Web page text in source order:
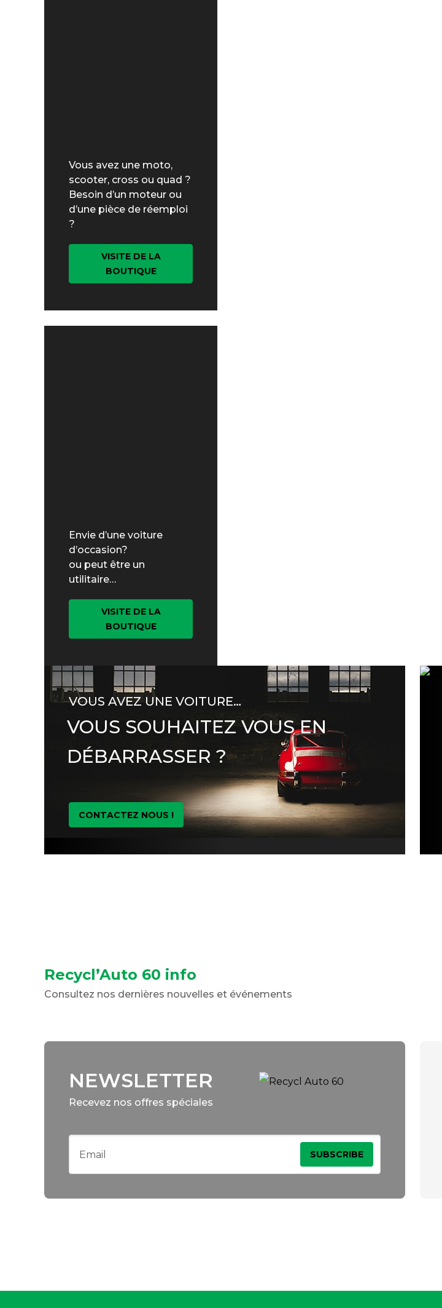
Vous avez une moto,
scooter, cross ou quad ?
Besoin d’un moteur ou
d’une pièce de réemploi
?
VISITE DE LA
BOUTIQUE
Envie d’une voiture
d’occasion?
ou peut être un
utilitaire…
VISITE DE LA
BOUTIQUE
VOUS AVEZ UNE VOITURE…
VOUS SOUHAITEZ VOUS EN
DÉBARRASSER ?
CONTACTEZ NOUS !
Recycl’Auto 60 info
Consultez nos dernières nouvelles et événements
NEWSLETTER
Recevez nos offres spéciales